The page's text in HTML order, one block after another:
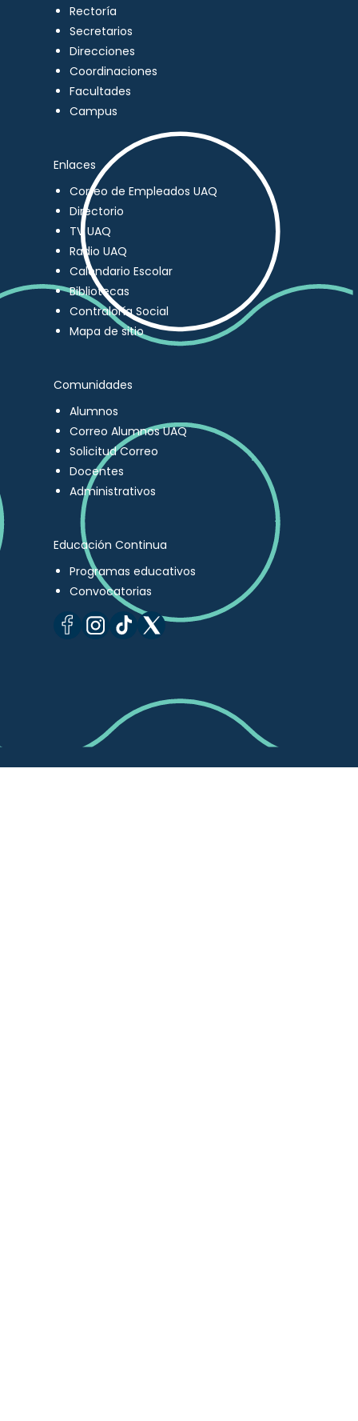
Rectoría
Secretarios
Direcciones
Coordinaciones
Facultades
Campus
Enlaces
Correo de Empleados UAQ
Directorio
TV UAQ
Radio UAQ
Calendario Escolar
Bibliotecas
Contraloría Social
Mapa de sitio
Comunidades
Alumnos
Correo Alumnos UAQ
Solicitud Correo
Docentes
Administrativos
Educación Continua
Programas educativos
Convocatorias